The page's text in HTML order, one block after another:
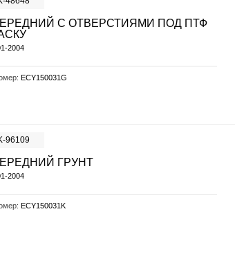
С ОТВЕРСТИЯМИ ПОД ПТФ
2004
ECY150031G
96109
ГРУНТ
2004
ECY150031K